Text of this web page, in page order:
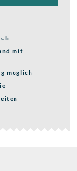
mit
möglich